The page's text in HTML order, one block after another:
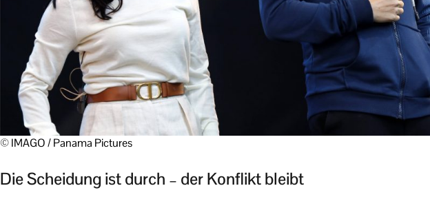
© IMAGO / Panama Pictures
Die Scheidung ist durch – der Konflikt bleibt